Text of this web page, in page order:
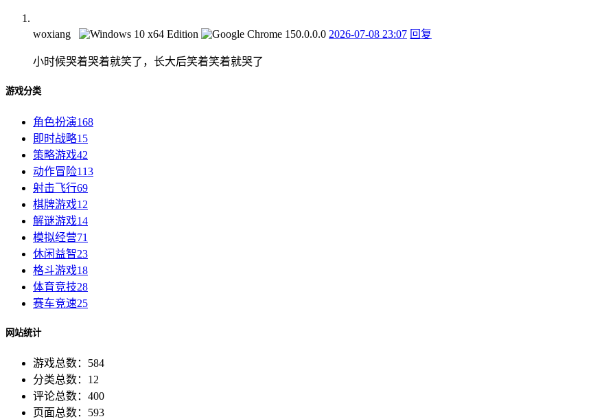
woxiang 2026-07-08 23:07 回复
小时候哭着哭着就笑了，长大后笑着笑着就哭了
游戏分类
角色扮演168
即时战略15
策略游戏42
动作冒险113
射击飞行69
棋牌游戏12
解谜游戏14
模拟经营71
休闲益智23
格斗游戏18
体育竞技28
赛车竞速25
网站统计
游戏总数：584
分类总数：12
评论总数：400
页面总数：593